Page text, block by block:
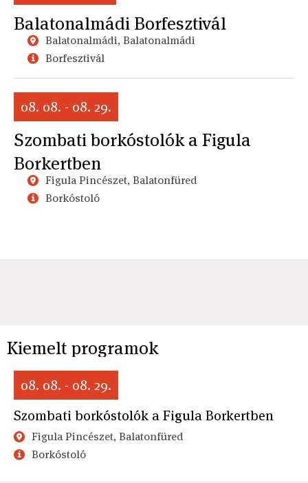
Balatonalmádi Borfesztivál
Balatonalmádi, Balatonalmádi
Borfesztivál
08. 08. - 08. 29.
Szombati borkóstolók a Figula
Borkertben
Figula Pincészet, Balatonfüred
Borkóstoló
Kiemelt programok
08. 08. - 08. 29.
Szombati borkóstolók a Figula Borkertben
Figula Pincészet, Balatonfüred
Borkóstoló